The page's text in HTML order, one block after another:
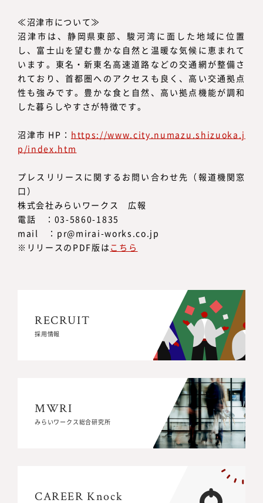
≪沼津市について≫
沼津市は、静岡県東部、駿河湾に面した地域に位置
し、富士山を望む豊かな自然と温暖な気候に恵まれて
います。東名・新東名高速道路などの交通網が整備さ
れており、首都圏へのアクセスも良く、高い交通拠点
性も強みです。豊かな食と自然、高い拠点機能が調和
した暮らしやすさが特徴です。
沼津市 HP： https://www.city.numazu.shizuoka.j
p/index.htm
プレスリリースに関するお問い合わせ先（報道機関窓
口）
株式会社みらいワークス 広報
電話 ：03-5860-1835
mail ：pr@mirai-works.co.jp
※リリースのPDF版はこちら
RECRUIT
採用情報
RECRUIT
採用情報
MWRI
みらいワークス総合研究所
MWRI
みらいワークス総合研究所
CAREER Knock
CAREER Knock